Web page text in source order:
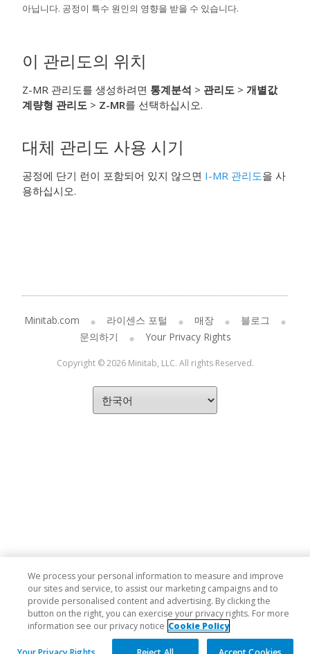
아닙니다. 공정이 특수 원인의 영향을 받을 수 있습니다.
이 관리도의 위치
Z-MR 관리도를 생성하려면 통계분석 > 관리도 > 개별값
계량형 관리도 > Z-MR를 선택하십시오.
대체 관리도 사용 시기
공정에 단기 런이 포함되어 있지 않으면 I-MR 관리도을 사
용하십시오.
Minitab.com 라이센스 포털 매장
블로그
문의하기
Your Privacy Rights
Copyright © 2026 Minitab, LLC. All rights Reserved.
We process your personal information to measure and improve
our sites and service, to assist our marketing campaigns and to
provide personalised content and advertising. By clicking the
button on the right, you can exercise your privacy rights. For more
information see our privacy notice Cookie Policy